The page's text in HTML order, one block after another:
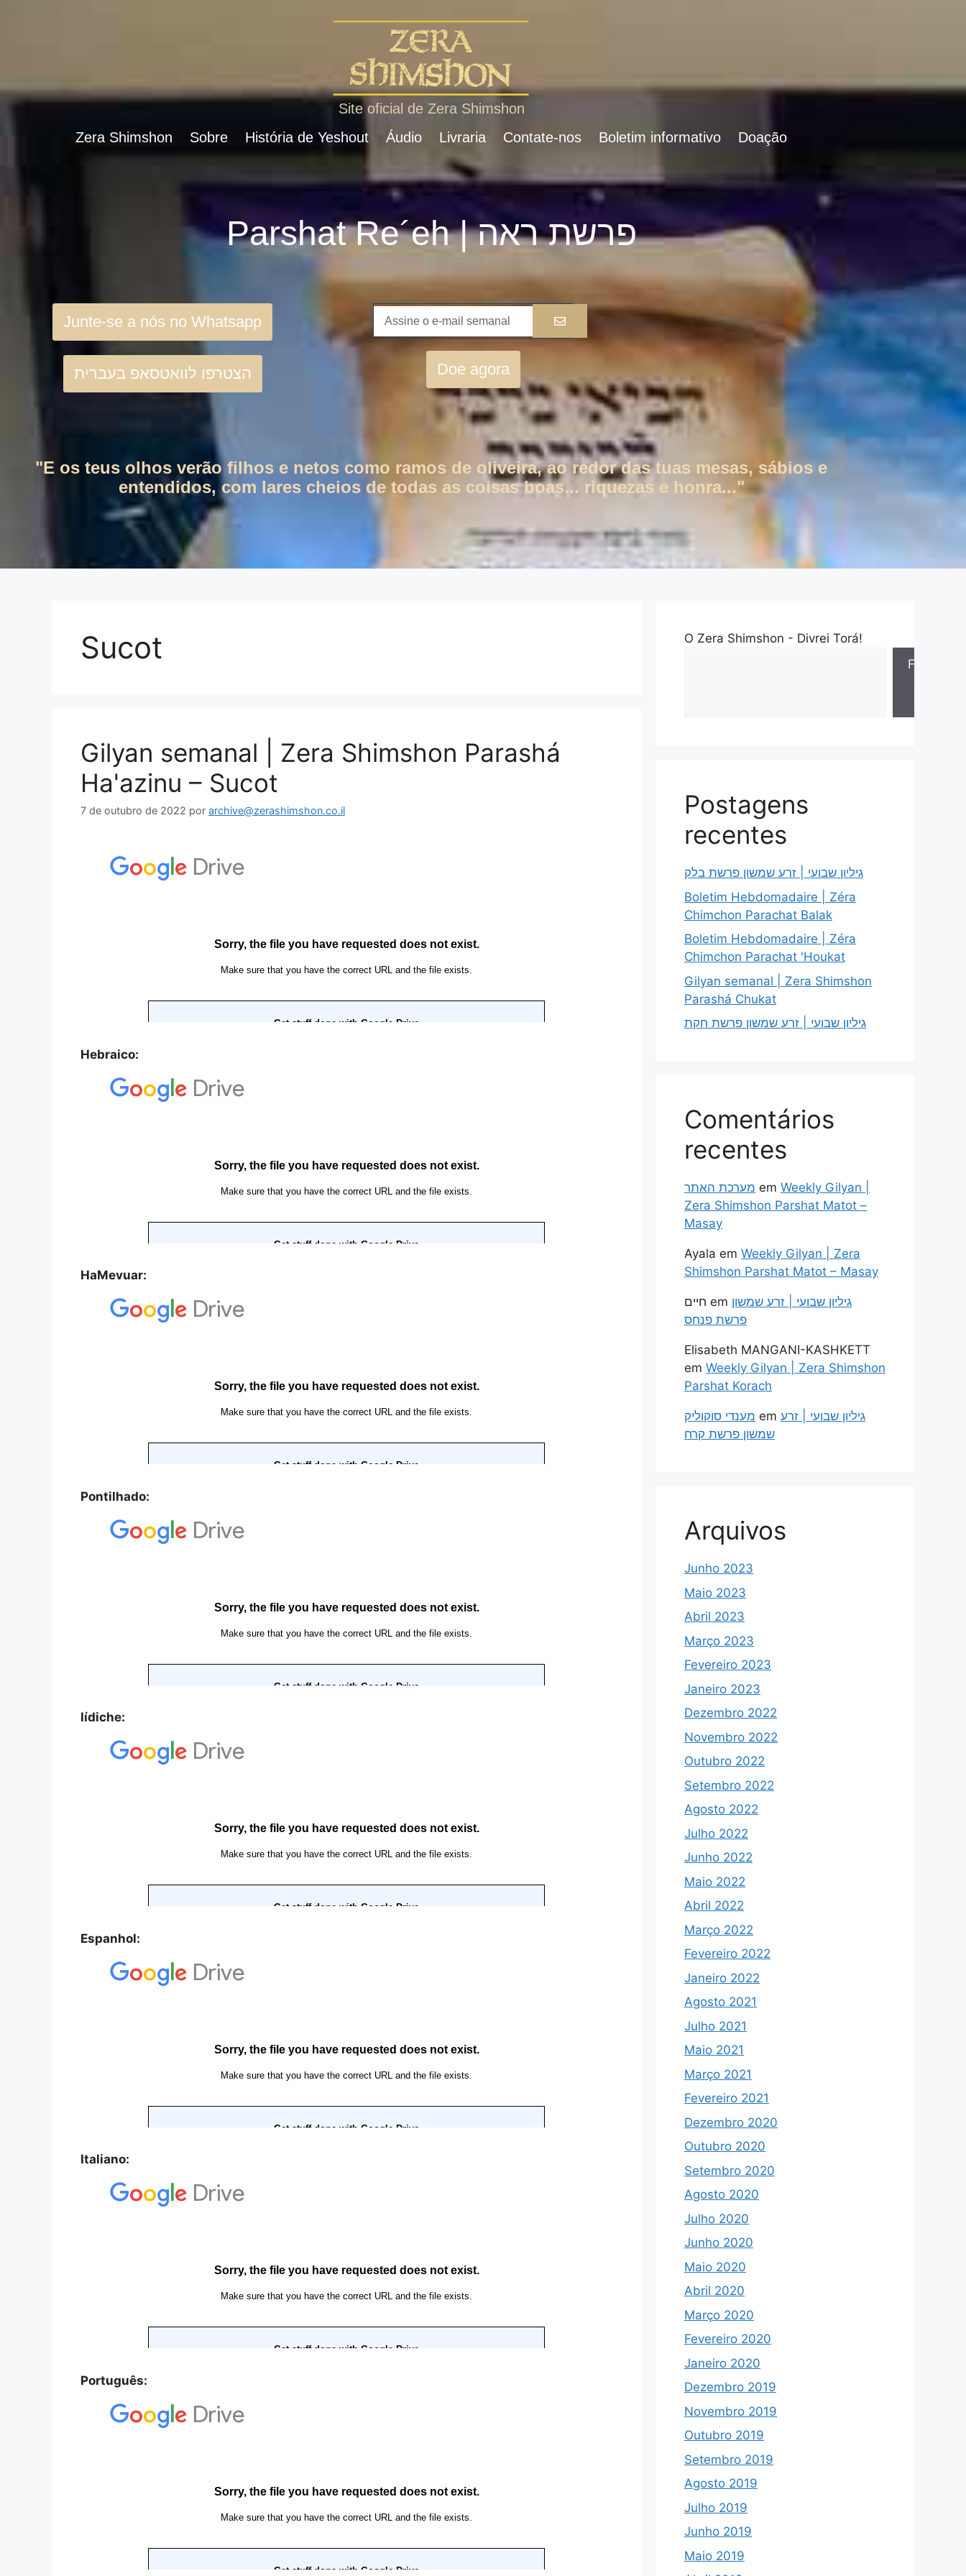
Site oficial de Zera Shimshon
Zera Shimshon
Sobre História de Yeshout Áudio Livraria Contate-nos Boletim informativo Doação
Parshat Re´eh | פרשת ראה
Junte-se a nós no Whatsapp
הצטרפו לוואטסאפ בעברית Doe agora
"E os teus olhos verão filhos e netos como ramos de oliveira, ao redor das tuas mesas, sábios e
entendidos, com lares cheios de todas as coisas boas... riquezas e honra..."
Sucot
Gilyan semanal | Zera Shimshon Parashá
Ha'azinu – Sucot
7 de outubro de 2022 por archive@zerashimshon.co.il
Hebraico:
HaMevuar:
Pontilhado:
Iídiche:
Espanhol:
Italiano:
Português:
O Zera Shimshon - Divrei Torá!
Folhas
Torá
Postagens
recentes
גיליון שבועי | זרע שמשון פרשת בלק
Boletim Hebdomadaire | Zéra
Chimchon Parachat Balak
Boletim Hebdomadaire | Zéra
Chimchon Parachat 'Houkat
Gilyan semanal | Zera Shimshon
Parashá Chukat
גיליון שבועי | זרע שמשון פרשת חקת
Comentários
recentes
מערכת האתר em Weekly Gilyan |
Zera Shimshon Parshat Matot –
Masay
Ayala em Weekly Gilyan | Zera
Shimshon Parshat Matot – Masay
חיים em גיליון שבועי | זרע שמשון
פרשת פנחס
Elisabeth MANGANI-KASHKETT
em Weekly Gilyan | Zera Shimshon
Parshat Korach
מענדי סוקוליק em גיליון שבועי | זרע
שמשון פרשת קרח
Arquivos
Junho 2023
Maio 2023
Abril 2023
Março 2023
Fevereiro 2023
Janeiro 2023
Dezembro 2022
Novembro 2022
Outubro 2022
Setembro 2022
Agosto 2022
Julho 2022
Junho 2022
Maio 2022
Abril 2022
Março 2022
Fevereiro 2022
Janeiro 2022
Agosto 2021
Julho 2021
Maio 2021
Março 2021
Fevereiro 2021
Dezembro 2020
Outubro 2020
Setembro 2020
Agosto 2020
Julho 2020
Junho 2020
Maio 2020
Abril 2020
Março 2020
Fevereiro 2020
Janeiro 2020
Dezembro 2019
Novembro 2019
Outubro 2019
Setembro 2019
Agosto 2019
Julho 2019
Junho 2019
Maio 2019